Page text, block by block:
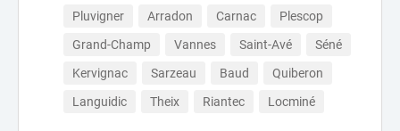
Pluvigner
Arradon Carnac
Plescop
Grand-Champ
Vannes Saint-Avé
Séné
Kervignac
Sarzeau Baud
Quiberon
Languidic
Theix Riantec Locminé